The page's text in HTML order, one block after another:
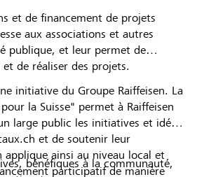
et de financement de projets
aux associations et autres
publique, et leur permet de
de réaliser des projets.
initiative du Groupe Raiffeisen. La
la Suisse" permet à Raiffeisen
large public les initiatives et idées
et de soutenir leur
applique ainsi au niveau local et
participatif de manière
bénéfiques à la communauté,